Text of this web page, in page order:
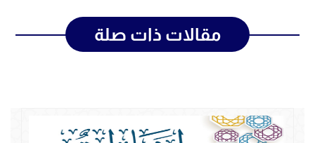
مقالات ذات صلة